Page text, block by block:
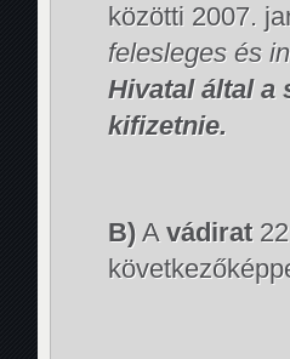
közötti 2007.
felesleges és
Hivatal által a
kifizetnie.
B) A vádirat